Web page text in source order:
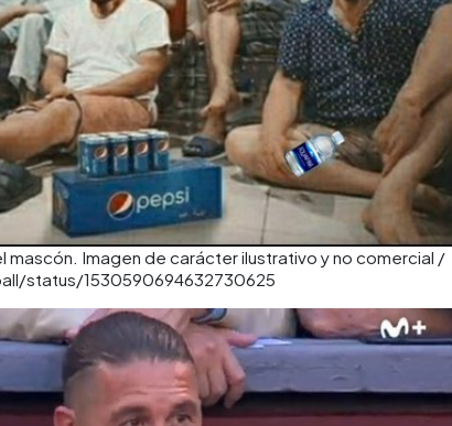
mascón. Imagen de carácter ilustrativo y no comercial /
status/1530590694632730625